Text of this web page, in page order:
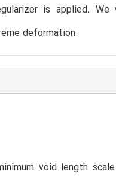
is applied.
deformation.
void length